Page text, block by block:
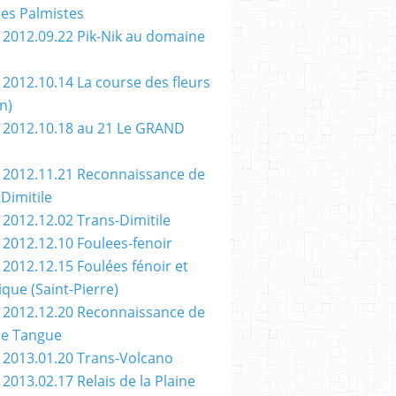
Palmistes
Pik-Nik au domaine
La course des fleurs
au 21 Le GRAND
Reconnaissance de
Trans-Dimitile
Foulees-fenoir
Foulées fénoir et
(Saint-Pierre)
Reconnaissance de
Tangue
Trans-Volcano
Relais de la Plaine